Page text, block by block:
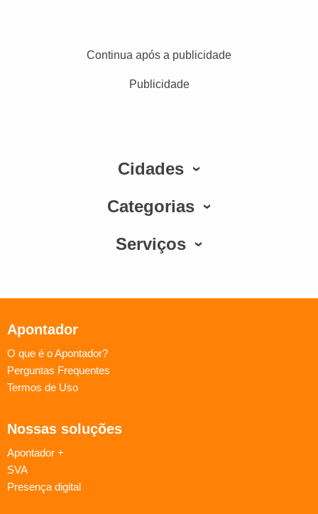
Continua após a publicidade
Publicidade
Cidades
Categorias
Serviços
Apontador
O que é o Apontador?
Perguntas Frequentes
Termos de Uso
Nossas soluções
Apontador +
SVA
Presença digital